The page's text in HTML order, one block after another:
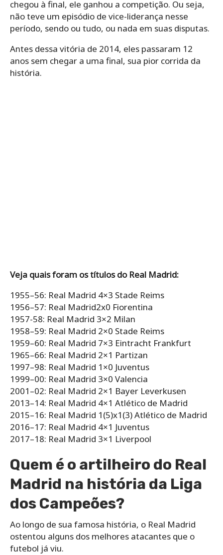
chegou à final, ele ganhou a competição. Ou seja,
não teve um episódio de vice-liderança nesse
período, sendo ou tudo, ou nada em suas disputas.
Antes dessa vitória de 2014, eles passaram 12
anos sem chegar a uma final, sua pior corrida da
história.
Veja quais foram os títulos do Real Madrid:
1955–56: Real Madrid 4×3 Stade Reims
1956–57: Real Madrid2x0 Fiorentina
1957-58: Real Madrid 3×2 Milan
1958–59: Real Madrid 2×0 Stade Reims
1959–60: Real Madrid 7×3 Eintracht Frankfurt
1965–66: Real Madrid 2×1 Partizan
1997–98: Real Madrid 1×0 Juventus
1999–00: Real Madrid 3×0 Valencia
2001–02: Real Madrid 2×1 Bayer Leverkusen
2013–14: Real Madrid 4×1 Atlético de Madrid
2015–16: Real Madrid 1(5)x1(3) Atlético de Madrid
2016–17: Real Madrid 4×1 Juventus
2017–18: Real Madrid 3×1 Liverpool
Quem é o artilheiro do Real
Madrid na história da Liga
dos Campeões?
Ao longo de sua famosa história, o Real Madrid
ostentou alguns dos melhores atacantes que o
futebol já viu.